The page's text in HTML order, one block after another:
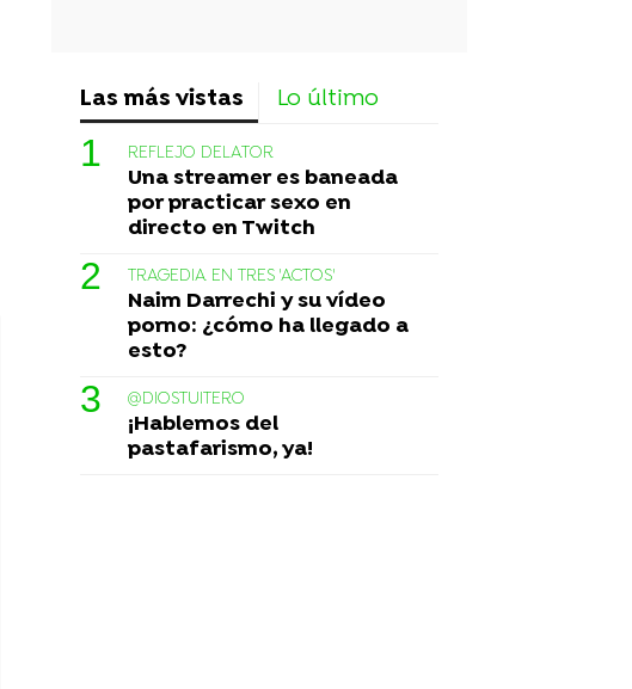
Las más vistas Lo último
REFLEJO DELATOR
Una streamer es baneada
por practicar sexo en
directo en Twitch
TRAGEDIA EN TRES 'ACTOS'
Naim Darrechi y su vídeo
porno: ¿cómo ha llegado a
esto?
@DIOSTUITERO
¡Hablemos del
pastafarismo, ya!